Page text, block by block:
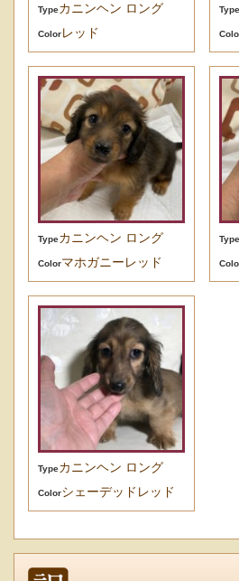
Typeカニンヘン ロング
Colorレッド
Type
Typeカニンヘン ロング
Colorマホガニーレッド
Type
Typeカニンヘン ロング
Colorシェーデッドレッド